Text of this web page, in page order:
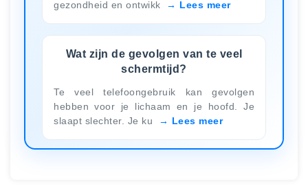
gezondheid en ontwikk
Lees meer
Wat zijn de gevolgen van te veel
schermtijd?
Te veel telefoongebruik kan gevolgen
hebben voor je lichaam en je hoofd. Je
slaapt slechter. Je ku
Lees meer